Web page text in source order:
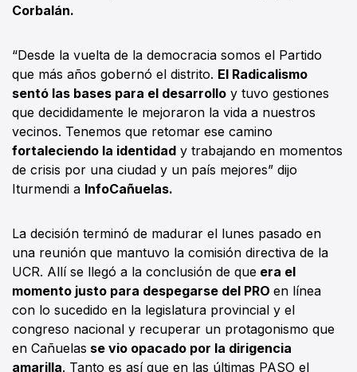
Corbalán.
“Desde la vuelta de la democracia somos el Partido
que más años gobernó el distrito. El Radicalismo
sentó las bases para el desarrollo y tuvo gestiones
que decididamente le mejoraron la vida a nuestros
vecinos. Tenemos que retomar ese camino
fortaleciendo la identidad y trabajando en momentos
de crisis por una ciudad y un país mejores” dijo
Iturmendi a InfoCañuelas.
La decisión terminó de madurar el lunes pasado en
una reunión que mantuvo la comisión directiva de la
UCR. Allí se llegó a la conclusión de que era el
momento justo para despegarse del PRO en línea
con lo sucedido en la legislatura provincial y el
congreso nacional y recuperar un protagonismo que
en Cañuelas se vio opacado por la dirigencia
amarilla. Tanto es así que en las últimas PASO el